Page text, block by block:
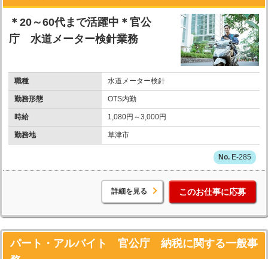
＊20～60代まで活躍中＊官公
庁 水道メーター検針業務
職種 水道メーター検針
勤務形態 OTS内勤
時給 1,080円～3,000円
勤務地 草津市
E-285
詳細を見る このお仕事に応募
パート・アルバイト 官公庁 納税に関する一般事